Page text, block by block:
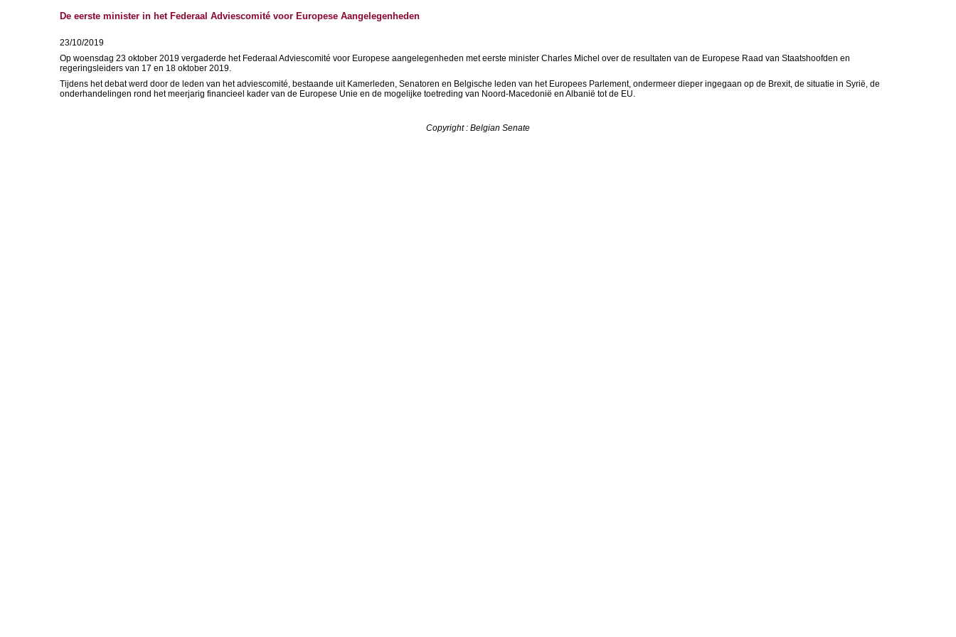
De eerste minister in het Federaal Adviescomité voor Europese Aangelegenheden
23/10/2019
Op woensdag 23 oktober 2019 vergaderde het Federaal Adviescomité voor Europese aangelegenheden met eerste minister Charles Michel over de resultaten van de Europese Raad van Staatshoofden en
regeringsleiders van 17 en 18 oktober 2019.
Tijdens het debat werd door de leden van het adviescomité, bestaande uit Kamerleden, Senatoren en Belgische leden van het Europees Parlement, ondermeer dieper ingegaan op de Brexit, de situatie in Syrië, de
onderhandelingen rond het meerjarig financieel kader van de Europese Unie en de mogelijke toetreding van Noord-Macedonië en Albanië tot de EU.
Copyright : Belgian Senate